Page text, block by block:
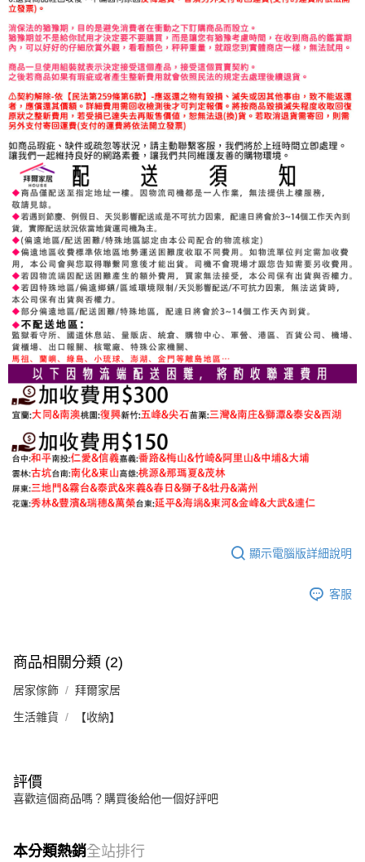
顯示電腦版詳細說明
客服
商品相關分類 (2)
居家傢飾 拜爾家居
生活雜貨 【收納】
評價
喜歡這個商品嗎？購買後給他一個好評吧
本分類熱銷全站排行